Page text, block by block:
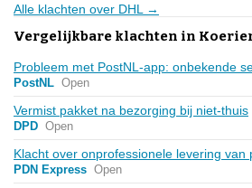
Alle klachten over DHL →
Vergelijkbare klachten in
Probleem met PostNL-app: onbekende
PostNL Open
Vermist pakket na bezorging bij niet-thuis
DPD Open
Klacht over onprofessionele levering van
PDN Express Open